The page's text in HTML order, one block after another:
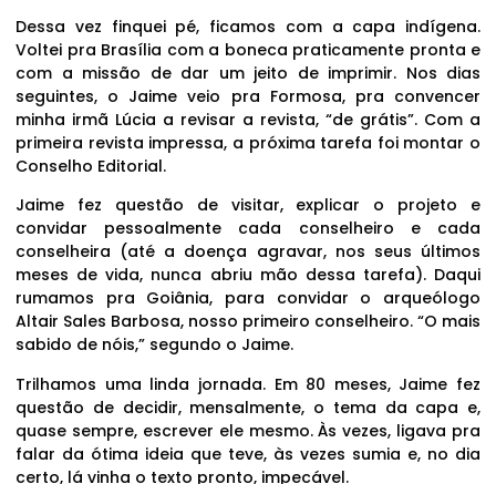
Dessa vez finquei pé, ficamos com a capa indígena.
Voltei pra Brasília com a boneca praticamente pronta e
com a missão de dar um jeito de imprimir. Nos dias
seguintes, o Jaime veio pra Formosa, pra convencer
minha irmã Lúcia a revisar a revista, “de grátis”. Com a
primeira revista impressa, a próxima tarefa foi montar o
Conselho Editorial.
Jaime fez questão de visitar, explicar o projeto e
convidar pessoalmente cada conselheiro e cada
conselheira (até a doença agravar, nos seus últimos
meses de vida, nunca abriu mão dessa tarefa). Daqui
rumamos pra Goiânia, para convidar o arqueólogo
Altair Sales Barbosa, nosso primeiro conselheiro. “O mais
sabido de nóis,” segundo o Jaime.
Trilhamos uma linda jornada. Em 80 meses, Jaime fez
questão de decidir, mensalmente, o tema da capa e,
quase sempre, escrever ele mesmo. Às vezes, ligava pra
falar da ótima ideia que teve, às vezes sumia e, no dia
certo, lá vinha o texto pronto, impecável.